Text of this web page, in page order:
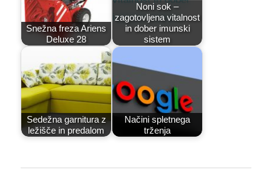
Snežna freza Ariens
Deluxe 28
Noni sok –
zagotovljena vitalnost
in dober imunski
sistem
Sedežna garnitura z
ležišče in predalom
Načini spletnega
trženja